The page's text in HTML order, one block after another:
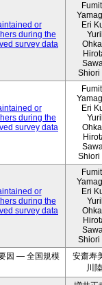
or
during the
survey data
Eri
Shiori
or
during the
survey data
Eri
Shiori
or
during the
survey data
Eri
Shiori
因 ― 全国規模
安齋寿
川